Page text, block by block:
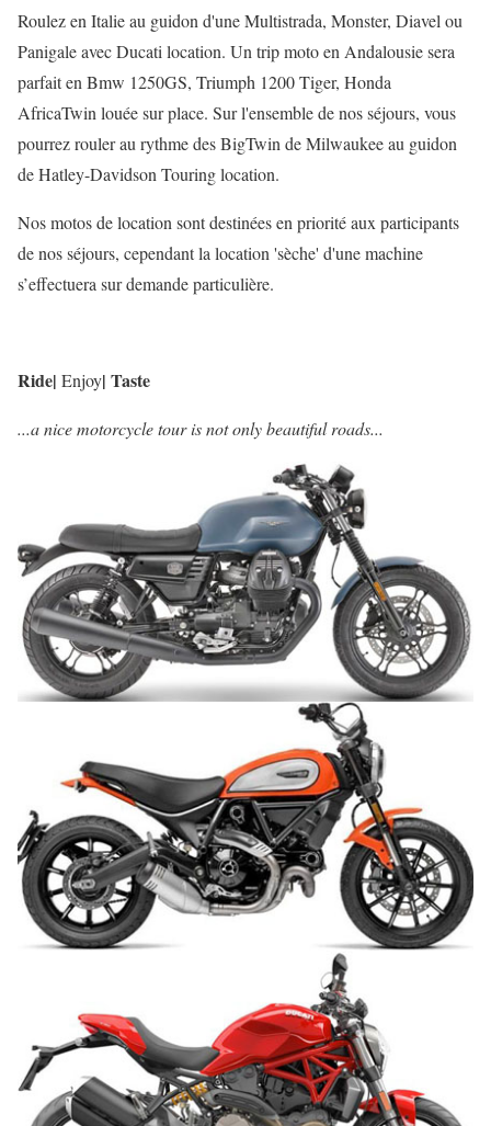
Roulez en Italie au guidon d'une Multistrada, Monster, Diavel ou
Panigale avec Ducati location. Un trip moto en Andalousie sera
parfait en Bmw 1250GS, Triumph 1200 Tiger, Honda
AfricaTwin louée sur place. Sur l'ensemble de nos séjours, vous
pourrez rouler au rythme des BigTwin de Milwaukee au guidon
de Hatley-Davidson Touring location.
Nos motos de location sont destinées en priorité aux participants
de nos séjours, cependant la location 'sèche' d'une machine
s’effectuera sur demande particulière.
Ride| Enjoy| Taste
...a nice motorcycle tour is not only beautiful roads...